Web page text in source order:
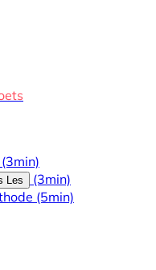
(3min)
Les
(3min)
(5min)